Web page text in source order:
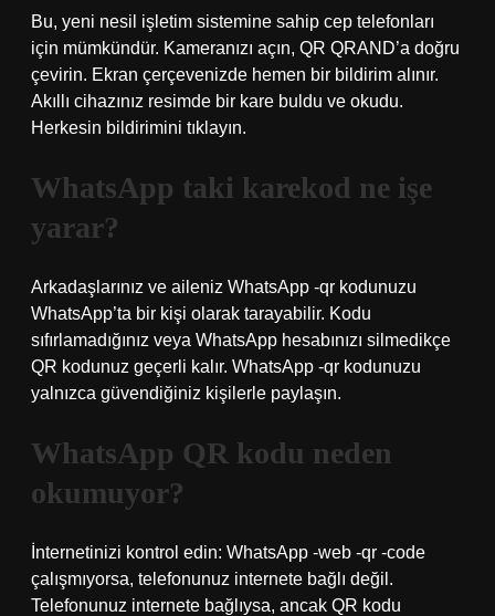
Bu, yeni nesil işletim sistemine sahip cep telefonları
için mümkündür. Kameranızı açın, QR QRAND’a doğru
çevirin. Ekran çerçevenizde hemen bir bildirim alınır.
Akıllı cihazınız resimde bir kare buldu ve okudu.
Herkesin bildirimini tıklayın.
WhatsApp taki karekod ne işe
yarar?
Arkadaşlarınız ve aileniz WhatsApp -qr kodunuzu
WhatsApp’ta bir kişi olarak tarayabilir. Kodu
sıfırlamadığınız veya WhatsApp hesabınızı silmedikçe
QR kodunuz geçerli kalır. WhatsApp -qr kodunuzu
yalnızca güvendiğiniz kişilerle paylaşın.
WhatsApp QR kodu neden
okumuyor?
İnternetinizi kontrol edin: WhatsApp -web -qr -code
çalışmıyorsa, telefonunuz internete bağlı değil.
Telefonunuz internete bağlıysa, ancak QR kodu